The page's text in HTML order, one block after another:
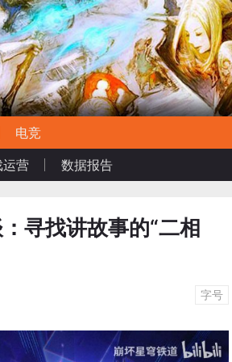
电竞
运营 数据报告
寻找讲故事的“二相
字号